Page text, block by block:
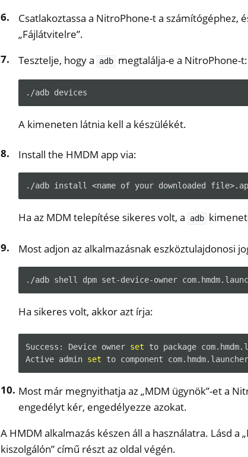
Csatlakoztassa a NitroPhone-t a számítógéphez,
„Fájlátvitelre”.
Tesztelje, hogy a
adb megtalálja-e a NitroPhone-t:
./adb
A kimeneten látnia kell a készülékét.
Install the HMDM app via:
./adb install <name of your downloaded
Ha az MDM telepítése sikeres volt, a adb
Most adjon az alkalmazásnak eszköztulajdonosi
./adb shell dpm set-device-owner
Ha sikeres volt, akkor azt írja:
Success: Device owner set to package
Active admin set to component
Most már megnyithatja az „MDM ügynök”-et a
engedélyt kér, engedélyezze azokat.
A HMDM alkalmazás készen áll a használatra. Lásd a
kiszolgálón” című részt az oldal végén.